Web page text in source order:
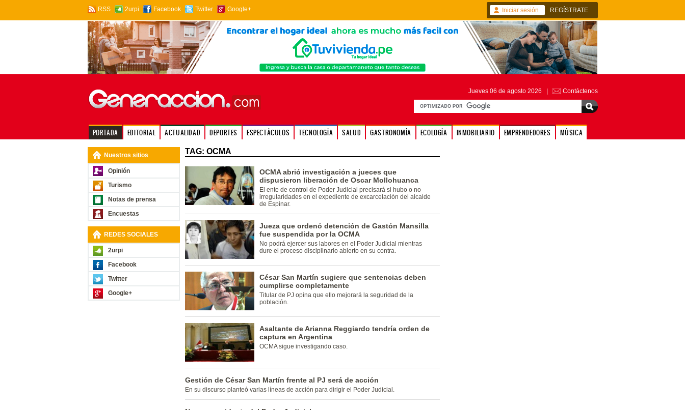
RSS 2urpi Facebook Twitter Google+ Iniciar sesión REGÍSTRATE
Jueves 06 de agosto 2026 | Contáctenos
PORTADA EDITORIAL ACTUALIDAD DEPORTES ESPECTÁCULOS TECNOLOGÍA SALUD GASTRONOMÍA ECOLOGÍA INMOBILIARIO EMPRENDEDORES MÚSICA
Nuestros sitios
Opinión
Turismo
Notas de prensa
Encuestas
REDES SOCIALES
2urpi
Facebook
Twitter
Google+
TAG: OCMA
OCMA abrió investigación a jueces que
dispusieron liberación de Oscar Mollohuanca
El ente de control de Poder Judicial precisará si hubo o no
irregularidades en el expediente de excarcelación del alcalde
de Espinar.
Jueza que ordenó detención de Gastón Mansilla
fue suspendida por la OCMA
No podrá ejercer sus labores en el Poder Judicial mientras
dure el proceso disciplinario abierto en su contra.
César San Martín sugiere que sentencias deben
cumplirse completamente
Titular de PJ opina que ello mejorará la seguridad de la
población.
Asaltante de Arianna Reggiardo tendría orden de
captura en Argentina
OCMA sigue investigando caso.
Gestión de César San Martín frente al PJ será de acción
En su discurso planteó varias líneas de acción para dirigir el Poder Judicial.